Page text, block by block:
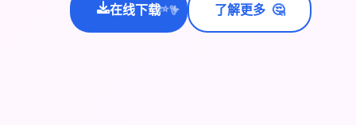
在线下载
✨⭐💫 了解更多 🤔